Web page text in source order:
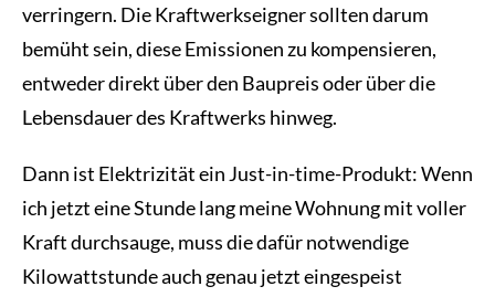
verringern. Die Kraftwerkseigner sollten darum
bemüht sein, diese Emissionen zu kompensieren,
entweder direkt über den Baupreis oder über die
Lebensdauer des Kraftwerks hinweg.
Dann ist Elektrizität ein Just-in-time-Produkt: Wenn
ich jetzt eine Stunde lang meine Wohnung mit voller
Kraft durchsauge, muss die dafür notwendige
Kilowattstunde auch genau jetzt eingespeist